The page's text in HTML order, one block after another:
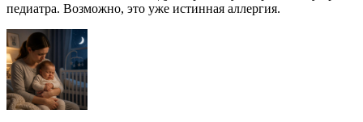
педиатра. Возможно, это уже истинная аллергия.